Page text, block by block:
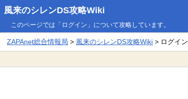
風来のシレンDS攻略Wiki
このページでは「ログイン」について攻略しています。
ZAPAnet総合情報局 > 風来のシレンDS攻略Wiki > ログイン